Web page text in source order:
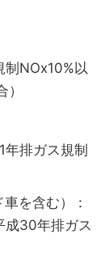
制NOx10%以
排ガス規制
を含む）：
成30年排ガス